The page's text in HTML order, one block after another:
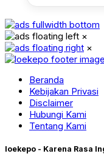
×
×
Beranda
Kebijakan Privasi
Disclaimer
Hubungi Kami
Tentang Kami
loekepo - Karena Rasa